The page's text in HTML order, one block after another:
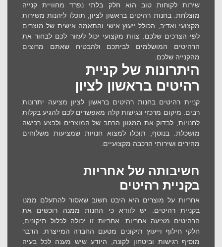
שירות לקוחות טוב הוא חלק בלתי נפרד מחוויית קנייה
מוצלחת. בחנות רהיטים בראשון לציון , תוכלו ליהנות משירות
מקצועי ואדיב, הכולל ייעוץ אישי והתאמה אישית של מוצרים
לפי הצרכים שלכם. צוות מקצועי יכול לעזור לכם לבחור את
הרהיטים המושלמים לביתכם ולהבטיח שאתם מרוצים
מהקנייה שלכם.
היתרונות של קניית
רהיטים בראשון לציון
קניית רהיטים בחנות רהיטים בראשון לציון מציעה יתרונות
רבים. מיקום מרכזי ונגישות קלה מאפשרים לכם להגיע בקלות
לחנויות, לבדוק את המגוון הרחב של המוצרים ולבצע רכישה
מושכלת. בנוסף, תוכלו למצוא חנויות שמציעות משלוחים
מהירים ושירותי הרכבה מקצועיים.
חשיבותה של אחריות
בקניית רהיטים
אחריות על מוצרים היא היבט חשוב שאסור להתעלם ממנו
בקניית רהיטים. יש לוודא כי החנות ממנה רוכשים את
הרהיטים מציעה אחריות. אחריות זו יכולה לכלול תיקונים,
חלקי חילוף וייעוץ תיקונים מטעם החברה המייצרת. הדבר
מוסיף רגישות וביטחון לקונה, היודע שיש מענה לכל בעיה